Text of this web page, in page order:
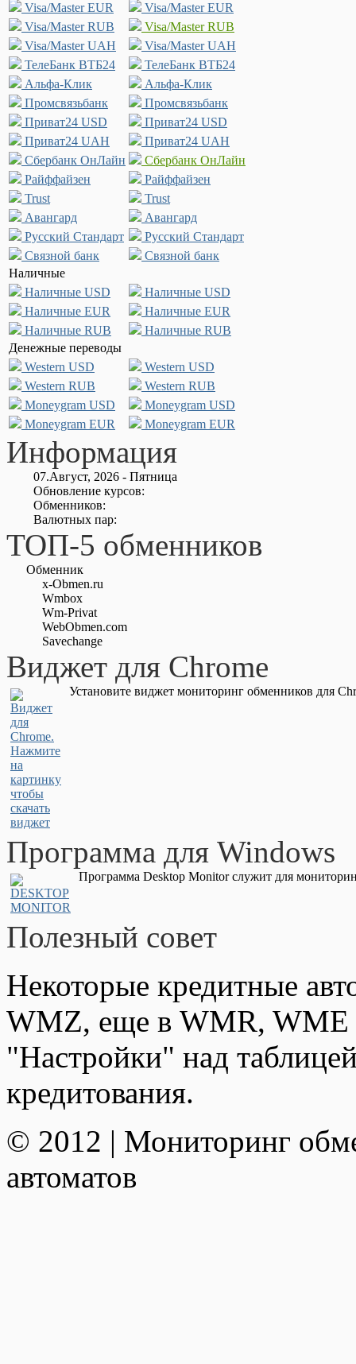
Visa/Master EUR
Visa/Master EUR
Visa/Master RUB
Visa/Master RUB
Visa/Master UAH
Visa/Master UAH
ТелеБанк ВТБ24
ТелеБанк ВТБ24
Альфа-Клик
Альфа-Клик
Промсвязьбанк
Промсвязьбанк
Приват24 USD
Приват24 USD
Приват24 UAH
Приват24 UAH
Сбербанк ОнЛайн
Сбербанк ОнЛайн
Райффайзен
Райффайзен
Trust
Trust
Авангард
Авангард
Русский Стандарт
Русский Стандарт
Связной банк
Связной банк
Наличные
Наличные USD
Наличные USD
Наличные EUR
Наличные EUR
Наличные RUB
Наличные RUB
Денежные переводы
Western USD
Western USD
Western RUB
Western RUB
Moneygram USD
Moneygram USD
Moneygram EUR
Moneygram EUR
Информация
07.Август, 2026 - Пятница
Обновление курсов:
Обменников:
Валютных пар:
ТОП-5 обменников
Обменник
x-Obmen.ru
Wmbox
Wm-Privat
WebObmen.com
Savechange
Виджет для Chrome
Установите виджет мониторинг обменников для
Программа для Windows
Программа Desktop Monitor служит для
Полезный совет
Некоторые кредитные
WMZ, еще в WMR,
"Настройки" над
кредитования.
© 2012 | Мониторинг
автоматов